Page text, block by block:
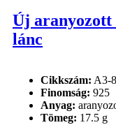
Új aranyozott
lánc
Cikkszám: A3-
Finomság: 925
Anyag:
Tömeg: 17.5 g